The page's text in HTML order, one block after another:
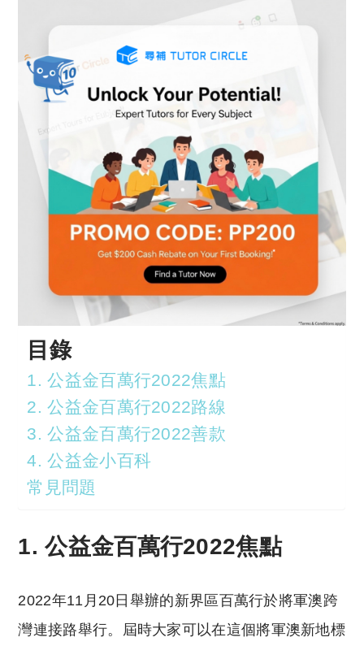
目錄
1. 公益金百萬行2022焦點
2. 公益金百萬行2022路線
3. 公益金百萬行2022善款
4. 公益金小百科
常見問題
1. 公益金百萬行2022焦點
2022年11月20日舉辦的新界區百萬行於將軍澳跨
灣連接路舉行。屆時大家可以在這個將軍澳新地標